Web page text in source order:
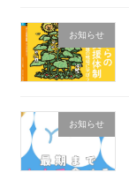
お知らせ
お知らせ